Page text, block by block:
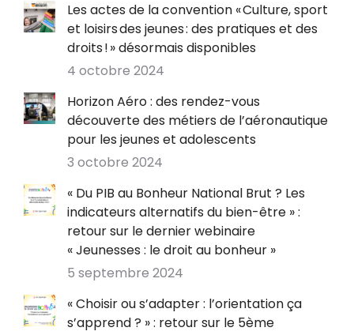
Les actes de la convention « Culture, sport
et loisirs des jeunes : des pratiques et des
droits ! » désormais disponibles
4 octobre 2024
Horizon Aéro : des rendez-vous
découverte des métiers de l’aéronautique
pour les jeunes et adolescents
3 octobre 2024
« Du PIB au Bonheur National Brut ? Les
indicateurs alternatifs du bien-être » :
retour sur le dernier webinaire
« Jeunesses : le droit au bonheur »
5 septembre 2024
« Choisir ou s’adapter : l’orientation ça
s’apprend ? » : retour sur le 5ème